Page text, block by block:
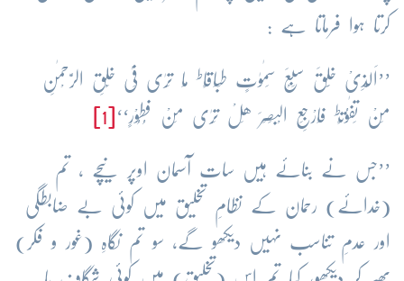
کرتا ہوا فرماتا ہے :
’’اَلَّذِیْ خَلَقَ سَبْعَ سَمٰوٰتٍ طِبَاقًاطمَا تَرٰی فِیْ خَلْقِ الرَّحْمٰنِ
مِنْ تَفٰوُتٍطفَارْجِعِ الْبَصَرَ ھَلْ تَرٰی مِنْ فُطُوْرٍ‘‘
’’جس نے بنائے ہیں سات آسمان اوپر نیچے ، تم
(خدائے) رحمان کے نظامِ تخلیق میں کوئی بے ضابطگی
اور عدمِ تناسب نہیں دیکھو گے، سو تم نگاہِ (غور و فکر)